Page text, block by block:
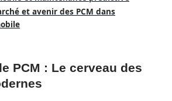
et avenir des PCM dans
PCM : Le cerveau des